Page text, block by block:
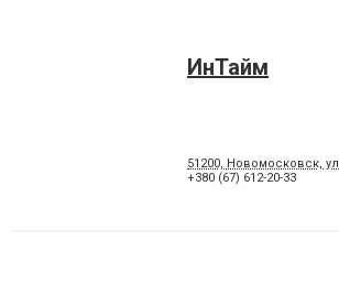
ИнТайм
51200, Новомосковск,
+380 (67) 612-20-33